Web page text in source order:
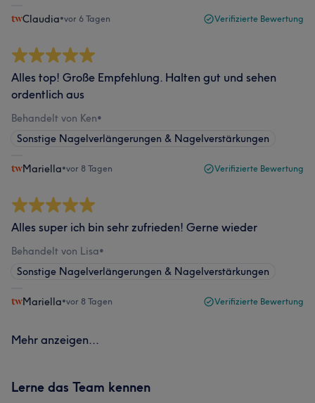
Claudia•vor 6 Tagen Verifizierte Bewertung
Alles top! Große Empfehlung. Halten gut und sehen
ordentlich aus
Behandelt von Ken•
Sonstige Nagelverlängerungen & Nagelverstärkungen
Mariella•vor 8 Tagen Verifizierte Bewertung
Alles super ich bin sehr zufrieden! Gerne wieder
Behandelt von Lisa•
Sonstige Nagelverlängerungen & Nagelverstärkungen
Mariella•vor 8 Tagen Verifizierte Bewertung
Mehr anzeigen...
Lerne das Team kennen